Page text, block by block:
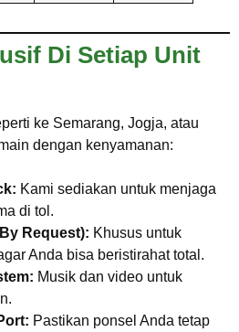
Di Setiap Unit
ke Semarang, Jogja, atau
dengan kenyamanan:
Kami sediakan untuk menjaga
di tol.
Request): Khusus untuk
Anda bisa beristirahat total.
Musik dan video untuk
Pastikan ponsel Anda tetap